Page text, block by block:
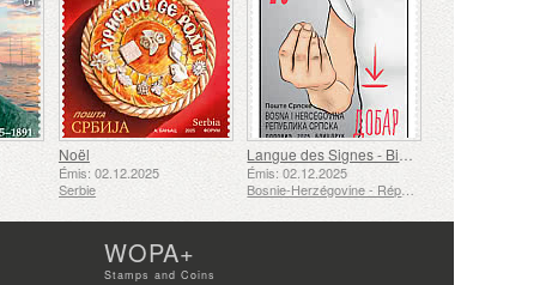
Noël
Émis: 02.12.2025
Serbie
Langue des Signes - Bien
Émis: 02.12.2025
WOPA+
Stamps and Coins